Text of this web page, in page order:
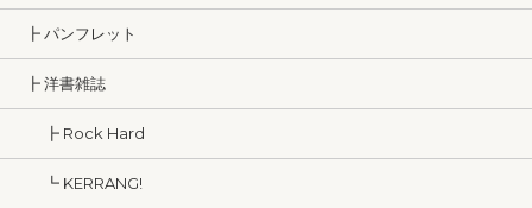
┣ パンフレット
┣ 洋書雑誌
┣ Rock Hard
┗ KERRANG!